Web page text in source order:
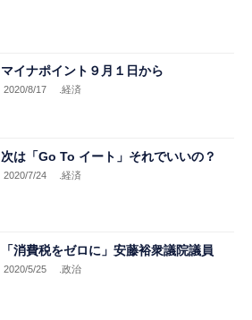
マイナポイント９月１日から
2020/8/17 .経済
次は「Go To イート」それでいいの？
2020/7/24 .経済
「消費税をゼロに」安藤裕衆議院議員
2020/5/25 .政治